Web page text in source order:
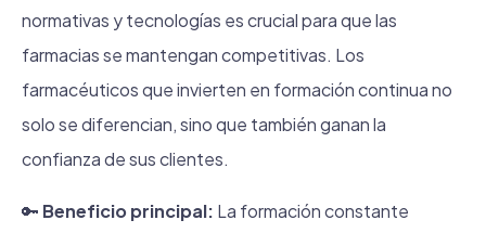
normativas y tecnologías es crucial para que las
farmacias se mantengan competitivas. Los
farmacéuticos que invierten en formación continua no
solo se diferencian, sino que también ganan la
confianza de sus clientes.
🔑 Beneficio principal: La formación constante